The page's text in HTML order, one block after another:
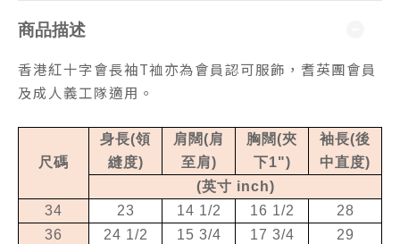
商品描述
香港紅十字會長袖T裇亦為會員認可服飾，耆英團會員
及成人義工隊適用。
尺碼
身長(領
縫度)
肩闊(肩
至肩)
胸闊(夾
下1")
袖長(後
中直度)
(英寸 inch)
34
23 14 1/2 16 1/2
28
36
24 1/2 15 3/4 17 3/4
29